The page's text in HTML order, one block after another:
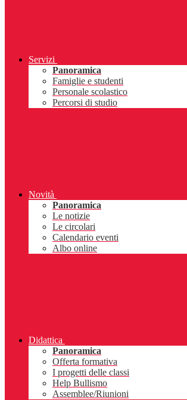
Servizi
Panoramica
Famiglie e studenti
Personale scolastico
Percorsi di studio
Novità
Panoramica
Le notizie
Le circolari
Calendario eventi
Albo online
Didattica
Panoramica
Offerta formativa
I progetti delle classi
Help Bullismo
Assemblee/Riunioni